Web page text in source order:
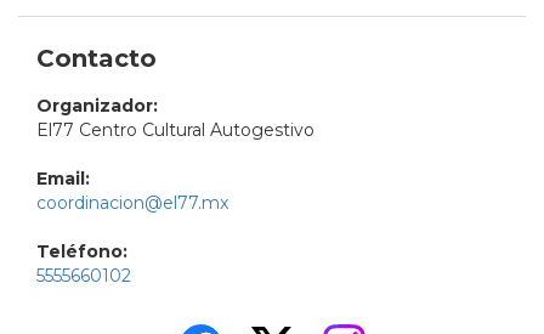
Contacto
Organizador:
El77 Centro Cultural Autogestivo
Email:
coordinacion@el77.mx
Teléfono:
5555660102